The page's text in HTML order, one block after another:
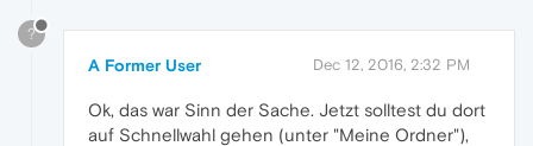
?
A Former User Dec 12, 2016, 2:32 PM
Ok, das war Sinn der Sache. Jetzt solltest du dort
auf Schnellwahl gehen (unter "Meine Ordner"),